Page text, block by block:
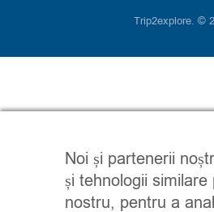
Trip2explore. ©
Noi și partenerii
și tehnologii
nostru, pentru a